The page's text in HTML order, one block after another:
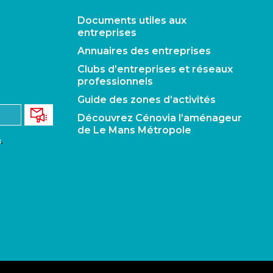
.
Documents utiles aux
entreprises
Annuaires des entreprises
Clubs d’entreprises et réseaux
professionnels
Guide des zones d’activités
Découvrez Cénovia l’aménageur
de Le Mans Métropole